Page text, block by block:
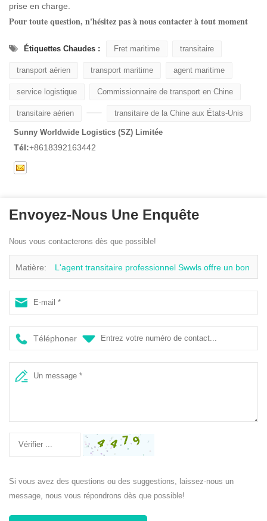
prise en charge.
Pour toute question, n'hésitez pas à nous contacter à tout moment
Étiquettes Chaudes : Fret maritime transitaire
transport aérien transport maritime agent maritime
service logistique Commissionnaire de transport en Chine
transitaire aérien transitaire de la Chine aux États-Unis
Sunny Worldwide Logistics (SZ) Limitée
Tél:+8618392163442
Envoyez-Nous Une Enquête
Nous vous contacterons dès que possible!
Matière: L'agent transitaire professionnel Swwls offre un bon
service de transport aérien de la Chine vers les Pays-Bas
Téléphoner
Si vous avez des questions ou des suggestions, laissez-nous un
message, nous vous répondrons dès que possible!